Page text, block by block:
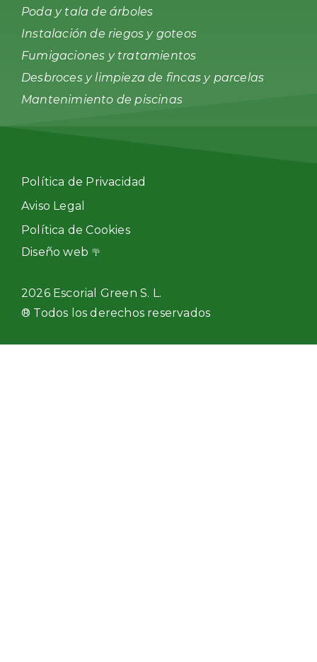
Poda y tala de árboles
Instalación de riegos y goteos
Fumigaciones y tratamientos
Desbroces y limpieza de fincas y parcelas
Mantenimiento de piscinas
Política de Privacidad
Aviso Legal
Política de Cookies
Diseño web
2026 Escorial Green S. L.
® Todos los derechos reservados